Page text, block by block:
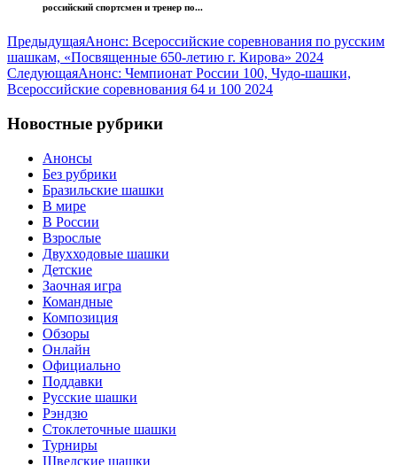
российский спортсмен и тренер по...
ПредыдущаяАнонс: Всероссийские соревнования по русским
шашкам, «Посвященные 650-летию г. Кирова» 2024
СледующаяАнонс: Чемпионат России 100, Чудо-шашки,
Всероссийские соревнования 64 и 100 2024
Новостные рубрики
Анонсы
Без рубрики
Бразильские шашки
В мире
В России
Взрослые
Двухходовые шашки
Детские
Заочная игра
Командные
Композиция
Обзоры
Онлайн
Официально
Поддавки
Русские шашки
Рэндзю
Стоклеточные шашки
Турниры
Шведские шашки